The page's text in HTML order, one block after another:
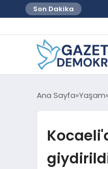
Son Dakika
Ana Sayfa Yaşam